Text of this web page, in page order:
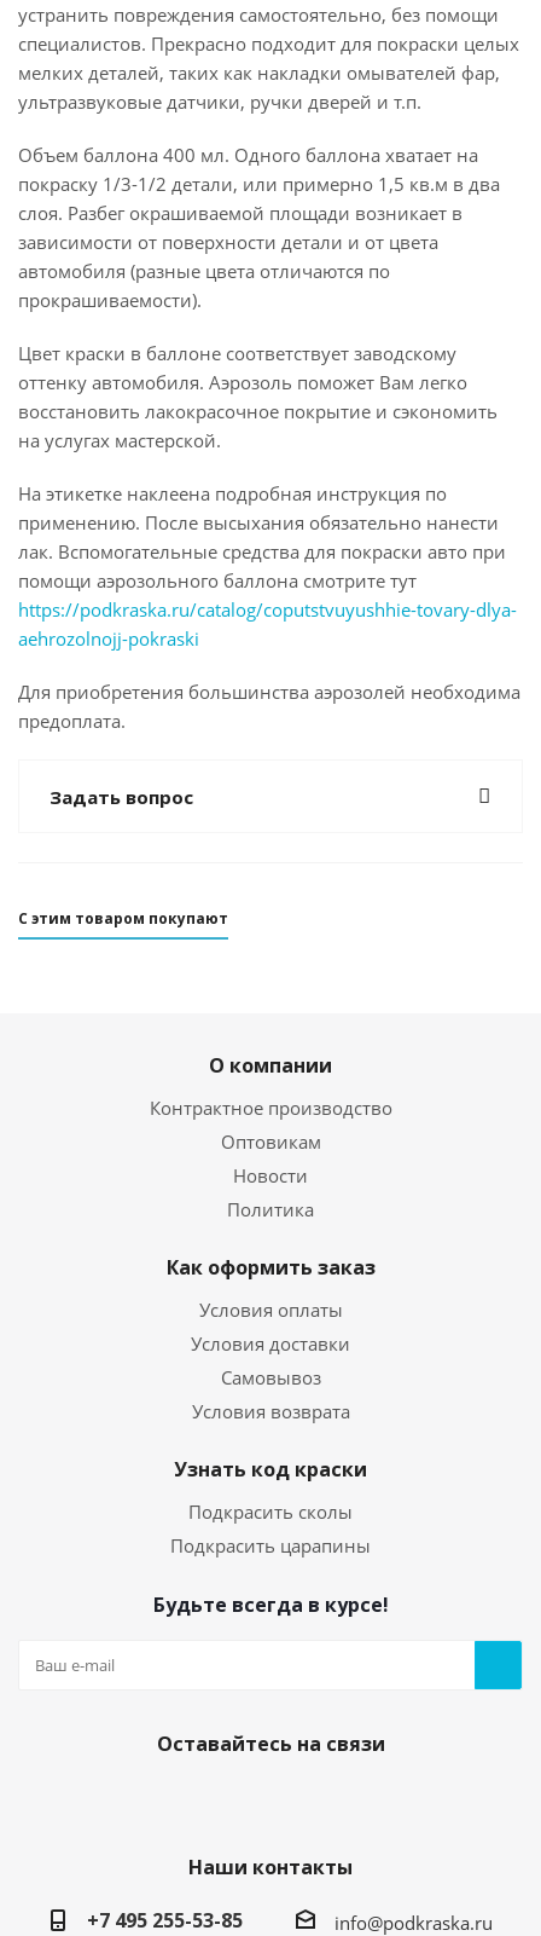
устранить повреждения самостоятельно, без помощи
специалистов. Прекрасно подходит для покраски целых
мелких деталей, таких как накладки омывателей фар,
ультразвуковые датчики, ручки дверей и т.п.
Объем баллона 400 мл. Одного баллона хватает на
покраску 1/3-1/2 детали, или примерно 1,5 кв.м в два
слоя. Разбег окрашиваемой площади возникает в
зависимости от поверхности детали и от цвета
автомобиля (разные цвета отличаются по
прокрашиваемости).
Цвет краски в баллоне соответствует заводскому
оттенку автомобиля. Аэрозоль поможет Вам легко
восстановить лакокрасочное покрытие и сэкономить
на услугах мастерской.
На этикетке наклеена подробная инструкция по
применению. После высыхания обязательно нанести
лак. Вспомогательные средства для покраски авто при
помощи аэрозольного баллона смотрите тут
https://podkraska.ru/catalog/coputstvuyushhie-tovary-dlya-
aehrozolnojj-pokraski
Для приобретения большинства аэрозолей необходима
предоплата.
Задать вопрос
С этим товаром покупают
О компании
Контрактное производство
Оптовикам
Новости
Политика
Как оформить заказ
Условия оплаты
Условия доставки
Самовывоз
Условия возврата
Узнать код краски
Подкрасить сколы
Подкрасить царапины
Будьте всегда в курсе!
Оставайтесь на связи
Наши контакты
+7 495 255-53-85
info@podkraska.ru